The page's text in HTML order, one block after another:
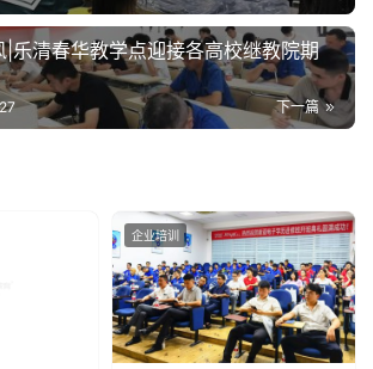
|乐清春华教学点迎接各高校继教院期
下一篇
企业培训